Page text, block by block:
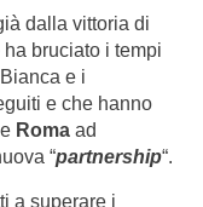
dalla vittoria di
bruciato i tempi
e i
e che hanno
e Roma ad
“partnership“.
a superare i